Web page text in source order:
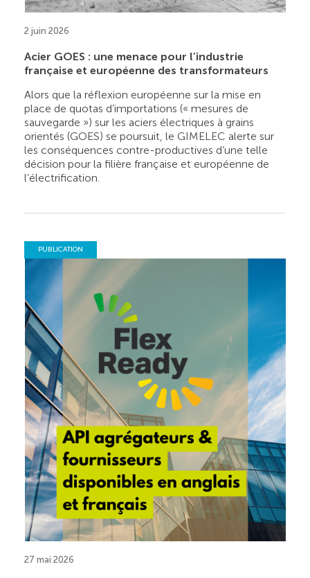
2 juin 2026
Acier GOES : une menace pour l’industrie
française et européenne des transformateurs
Alors que la réflexion européenne sur la mise en
place de quotas d’importations (« mesures de
sauvegarde ») sur les aciers électriques à grains
orientés (GOES) se poursuit, le GIMELEC alerte sur
les conséquences contre-productives d’une telle
décision pour la filière française et européenne de
l’électrification.
PUBLICATION
27 mai 2026